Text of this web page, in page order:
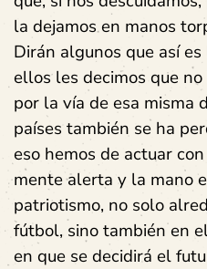
la dejamos en manos
Dirán algunos que así
ellos les decimos que
por la vía de esa misma
países también se ha
eso hemos de actuar
mente alerta y la mano
patriotismo, no solo
fútbol, sino también en
en que se decidirá el